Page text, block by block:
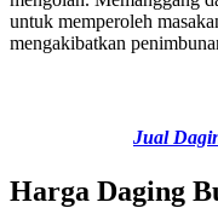
untuk memperoleh
mengakibatkan
Jual
Harga Daging